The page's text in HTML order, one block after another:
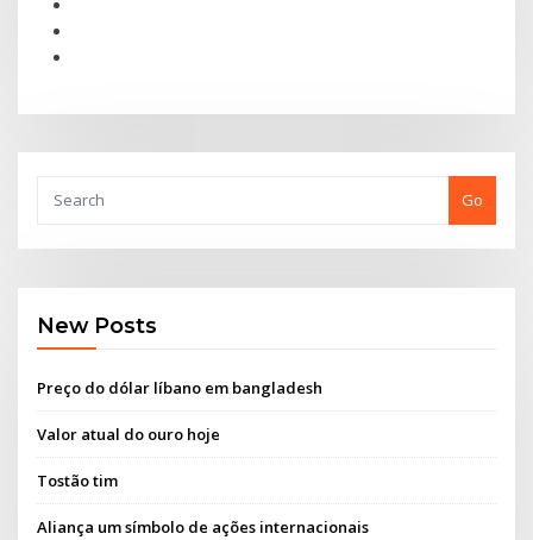
Go
New Posts
Preço do dólar líbano em bangladesh
Valor atual do ouro hoje
Tostão tim
Aliança um símbolo de ações internacionais